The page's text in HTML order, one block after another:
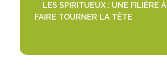
LES SPIRITUEUX : UNE FILIÈRE À
FAIRE TOURNER LA TÊTE